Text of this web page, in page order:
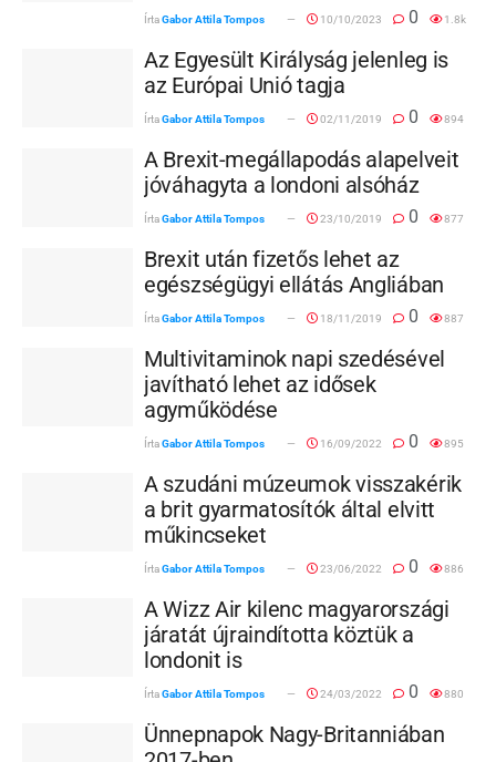
ÍrtaGabor Attila Tompos 10/10/2023 0 1.8k
Az Egyesült Királyság jelenleg is
az Európai Unió tagja
ÍrtaGabor Attila Tompos 02/11/2019 0 894
A Brexit-megállapodás alapelveit
jóváhagyta a londoni alsóház
ÍrtaGabor Attila Tompos 23/10/2019 0 877
Brexit után fizetős lehet az
egészségügyi ellátás Angliában
ÍrtaGabor Attila Tompos 18/11/2019 0 887
Multivitaminok napi szedésével
javítható lehet az idősek
agyműködése
ÍrtaGabor Attila Tompos 16/09/2022 0 895
A szudáni múzeumok visszakérik
a brit gyarmatosítók által elvitt
műkincseket
ÍrtaGabor Attila Tompos 23/06/2022 0 886
A Wizz Air kilenc magyarországi
járatát újraindította köztük a
londonit is
ÍrtaGabor Attila Tompos 24/03/2022 0 880
Ünnepnapok Nagy-Britanniában